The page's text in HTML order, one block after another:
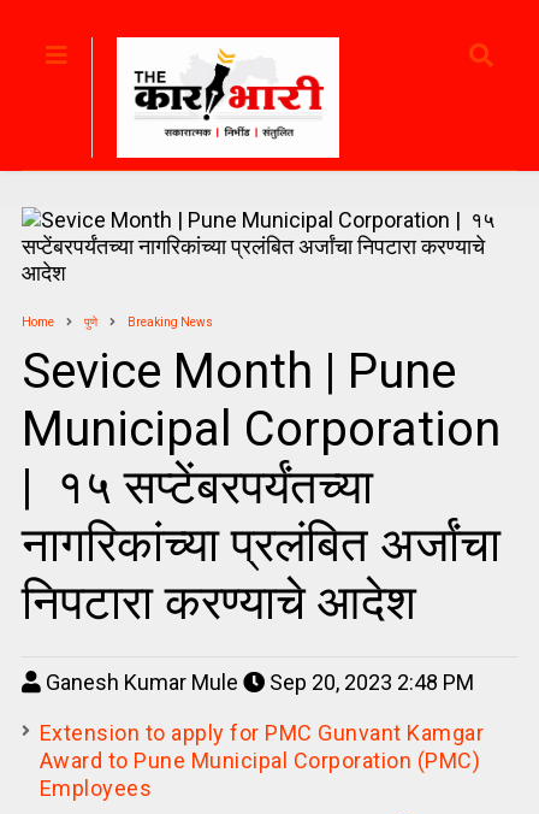
Home पुणे Breaking News
Sevice Month | Pune
Municipal Corporation
| १५ सप्टेंबरपर्यंतच्या
नागरिकांच्या प्रलंबित अर्जांचा
निपटारा करण्याचे आदेश
Ganesh Kumar Mule
Sep 20, 2023 2:48 PM
Extension to apply for PMC Gunvant Kamgar
Award to Pune Municipal Corporation (PMC)
Employees